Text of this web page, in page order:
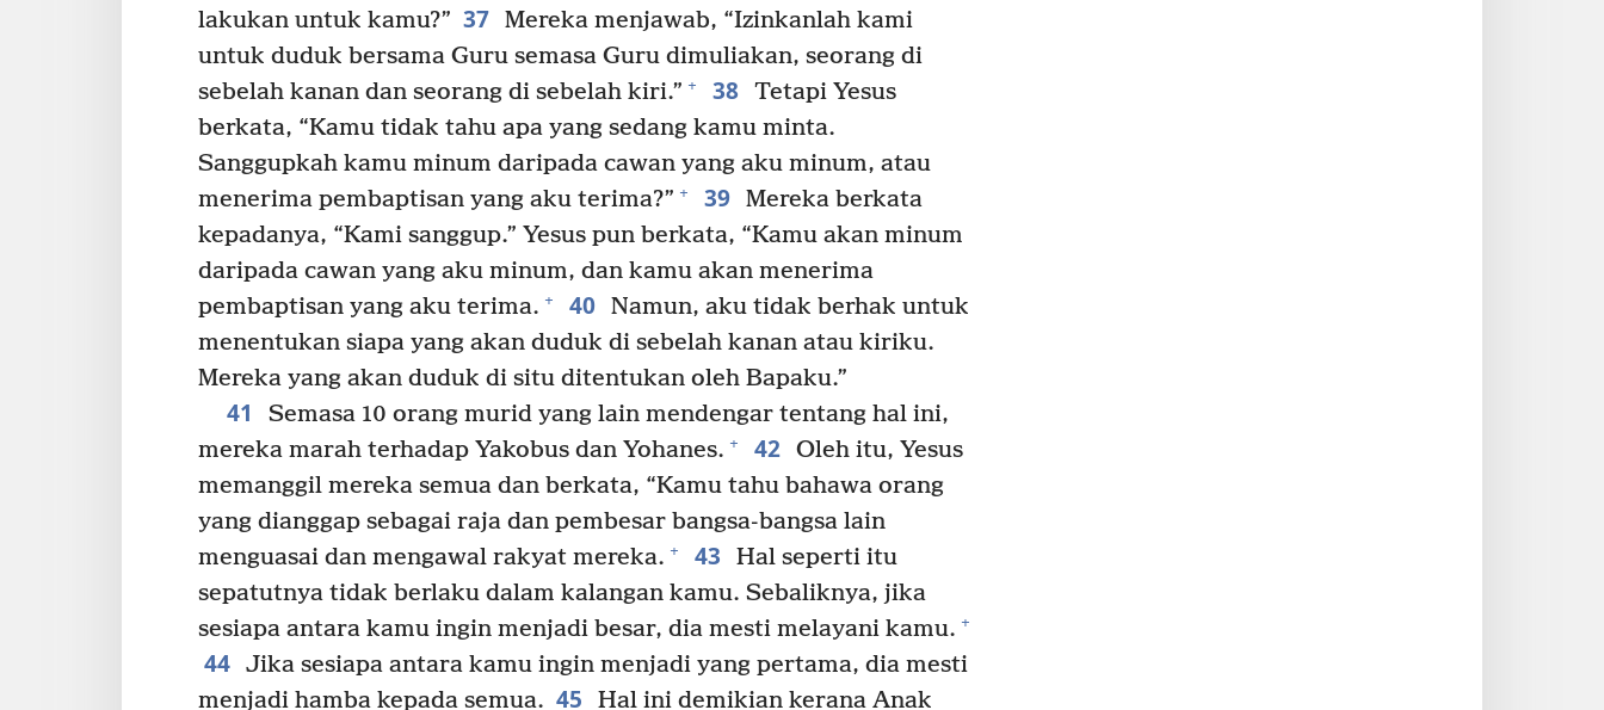
lakukan untuk kamu?” 37 Mereka menjawab, “Izinkanlah kami
untuk duduk bersama Guru semasa Guru dimuliakan, seorang di
sebelah kanan dan seorang di sebelah kiri.” + 38 Tetapi Yesus
berkata, “Kamu tidak tahu apa yang sedang kamu minta.
Sanggupkah kamu minum daripada cawan yang aku minum, atau
menerima pembaptisan yang aku terima?” + 39 Mereka berkata
kepadanya, “Kami sanggup.” Yesus pun berkata, “Kamu akan minum
daripada cawan yang aku minum, dan kamu akan menerima
pembaptisan yang aku terima. + 40 Namun, aku tidak berhak untuk
menentukan siapa yang akan duduk di sebelah kanan atau kiriku.
Mereka yang akan duduk di situ ditentukan oleh Bapaku.”
41
Semasa 10 orang murid yang lain mendengar tentang hal ini,
mereka marah terhadap Yakobus dan Yohanes. + 42 Oleh itu, Yesus
memanggil mereka semua dan berkata, “Kamu tahu bahawa orang
yang dianggap sebagai raja dan pembesar bangsa-bangsa lain
menguasai dan mengawal rakyat mereka. + 43
Hal seperti itu
sepatutnya tidak berlaku dalam kalangan kamu. Sebaliknya, jika
sesiapa antara kamu ingin menjadi besar, dia mesti melayani kamu. +
44 Jika sesiapa antara kamu ingin menjadi yang pertama, dia mesti
menjadi hamba kepada semua. 45 Hal ini demikian kerana Anak